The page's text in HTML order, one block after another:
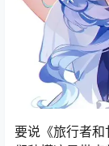
要说《旅行者